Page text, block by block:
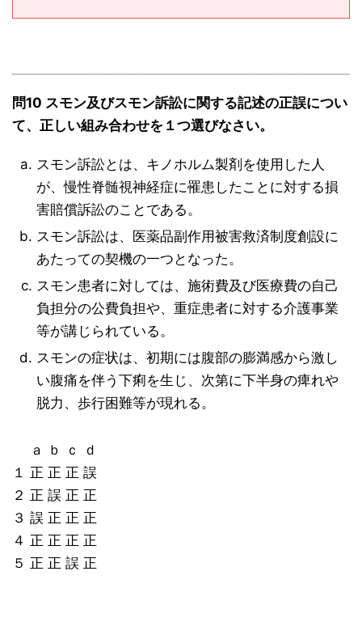
問10 スモン及びスモン訴訟に関する記述の正誤につい
て、正しい組み合わせを１つ選びなさい。
スモン訴訟とは、キノホルム製剤を使用した人
が、慢性脊髄視神経症に罹患したことに対する損
害賠償訴訟のことである。
スモン訴訟は、医薬品副作用被害救済制度創設に
あたっての契機の一つとなった。
スモン患者に対しては、施術費及び医療費の自己
負担分の公費負担や、重症患者に対する介護事業
等が講じられている。
スモンの症状は、初期には腹部の膨満感から激し
い腹痛を伴う下痢を生じ、次第に下半身の痺れや
脱力、歩行困難等が現れる。
ａ ｂ ｃ ｄ
１ 正 正 正 誤
２ 正 誤 正 正
３ 誤 正 正 正
４ 正 正 正 正
５ 正 正 誤 正